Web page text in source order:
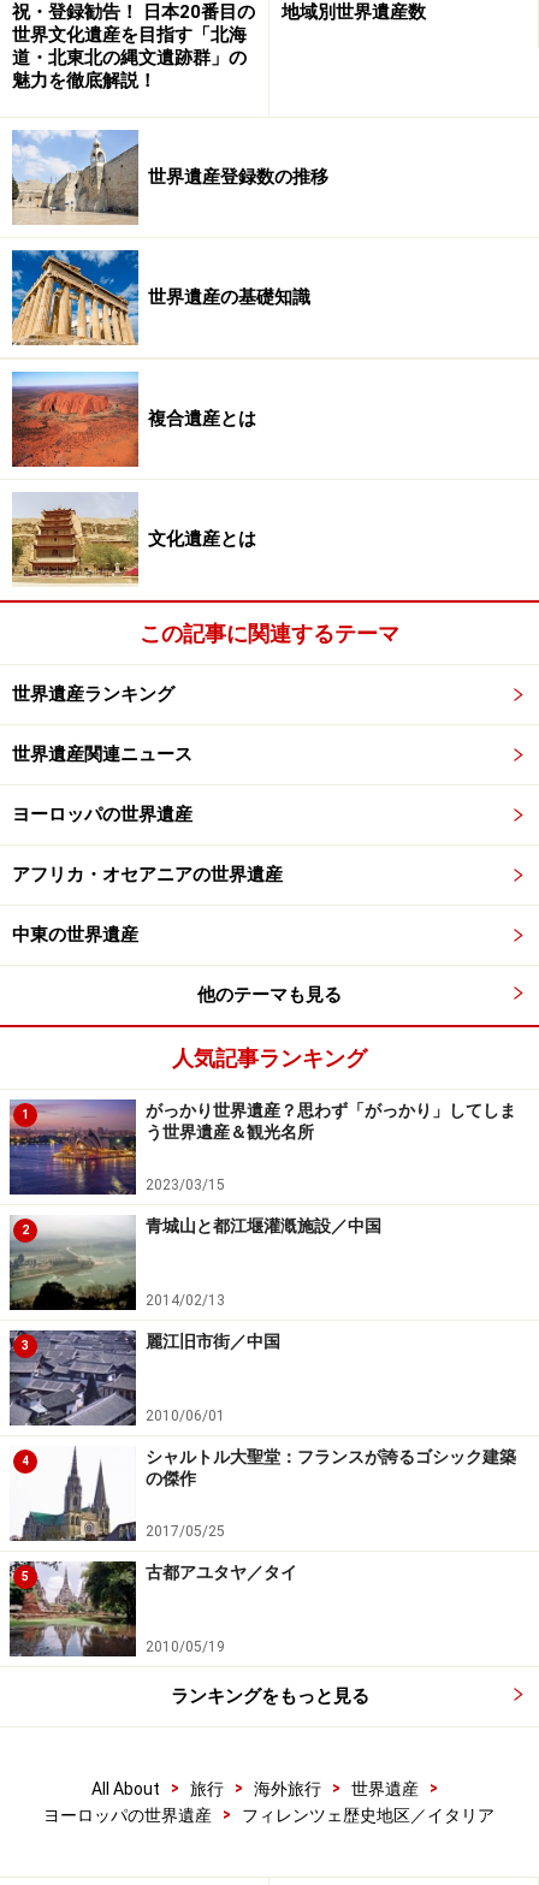
祝・登録勧告！ 日本20番目の
世界文化遺産を目指す「北海
道・北東北の縄文遺跡群」の
魅力を徹底解説！
地域別世界遺産数
世界遺産登録数の推移
世界遺産の基礎知識
複合遺産とは
文化遺産とは
この記事に関連するテーマ
世界遺産ランキング
世界遺産関連ニュース
ヨーロッパの世界遺産
アフリカ・オセアニアの世界遺産
中東の世界遺産
他のテーマも見る
人気記事ランキング
1
がっかり世界遺産？思わず「がっかり」してしま
う世界遺産＆観光名所
2023/03/15
2 青城山と都江堰灌漑施設／中国
2014/02/13
3 麗江旧市街／中国
2010/06/01
4
シャルトル大聖堂：フランスが誇るゴシック建築
の傑作
2017/05/25
5 古都アユタヤ／タイ
2010/05/19
ランキングをもっと見る
All About > 旅行 > 海外旅行 > 世界遺産
>
ヨーロッパの世界遺産
> フィレンツェ歴史地区／イタリア